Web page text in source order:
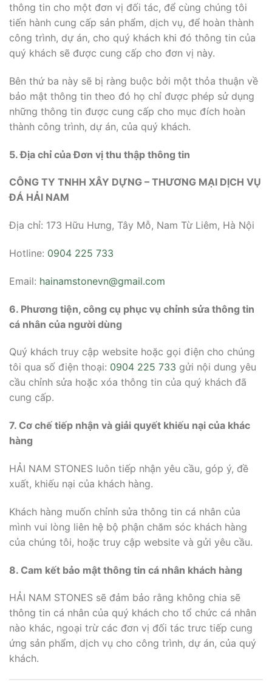
thông tin cho một đơn vị đối tác, để cùng chúng tôi
tiến hành cung cấp sản phẩm, dịch vụ, để hoàn thành
công trình, dự án, cho quý khách khi đó thông tin của
quý khách sẽ được cung cấp cho đơn vị này.
Bên thứ ba này sẽ bị ràng buộc bởi một thỏa thuận về
bảo mật thông tin theo đó họ chỉ được phép sử dụng
những thông tin được cung cấp cho mục đích hoàn
thành công trình, dự án, của quý khách.
5. Địa chỉ của Đơn vị thu thập thông tin
CÔNG TY TNHH XÂY DỰNG – THƯƠNG MẠI DỊCH VỤ
ĐÁ HẢI NAM
Địa chỉ: 173 Hữu Hưng, Tây Mỗ, Nam Từ Liêm, Hà Nội
Hotline: 0904 225 733
Email: hainamstonevn@gmail.com
6. Phương tiện, công cụ phục vụ chỉnh sửa thông tin
cá nhân của người dùng
Quý khách truy cập website hoặc gọi điện cho chúng
tôi qua số điện thoại: 0904 225 733 gửi nội dung yêu
cầu chỉnh sửa hoặc xóa thông tin của quý khách đã
cung cấp.
7. Cơ chế tiếp nhận và giải quyết khiếu nại của khác
hàng
HẢI NAM STONES luôn tiếp nhận yêu cầu, góp ý, đề
xuất, khiếu nại của khách hàng.
Khách hàng muốn chỉnh sửa thông tin cá nhân của
mình vui lòng liên hệ bộ phận chăm sóc khách hàng
của chúng tôi, hoặc truy cập website và gửi yêu cầu.
8. Cam kết bảo mật thông tin cá nhân khách hàng
HẢI NAM STONES sẽ đảm bảo rằng không chia sẽ
thông tin cá nhân của quý khách cho tổ chức cá nhân
nào khác, ngoại trừ các đơn vị đối tác trưc tiếp cung
ứng sản phẩm, dịch vụ cho công trình, dự án, của quý
khách.